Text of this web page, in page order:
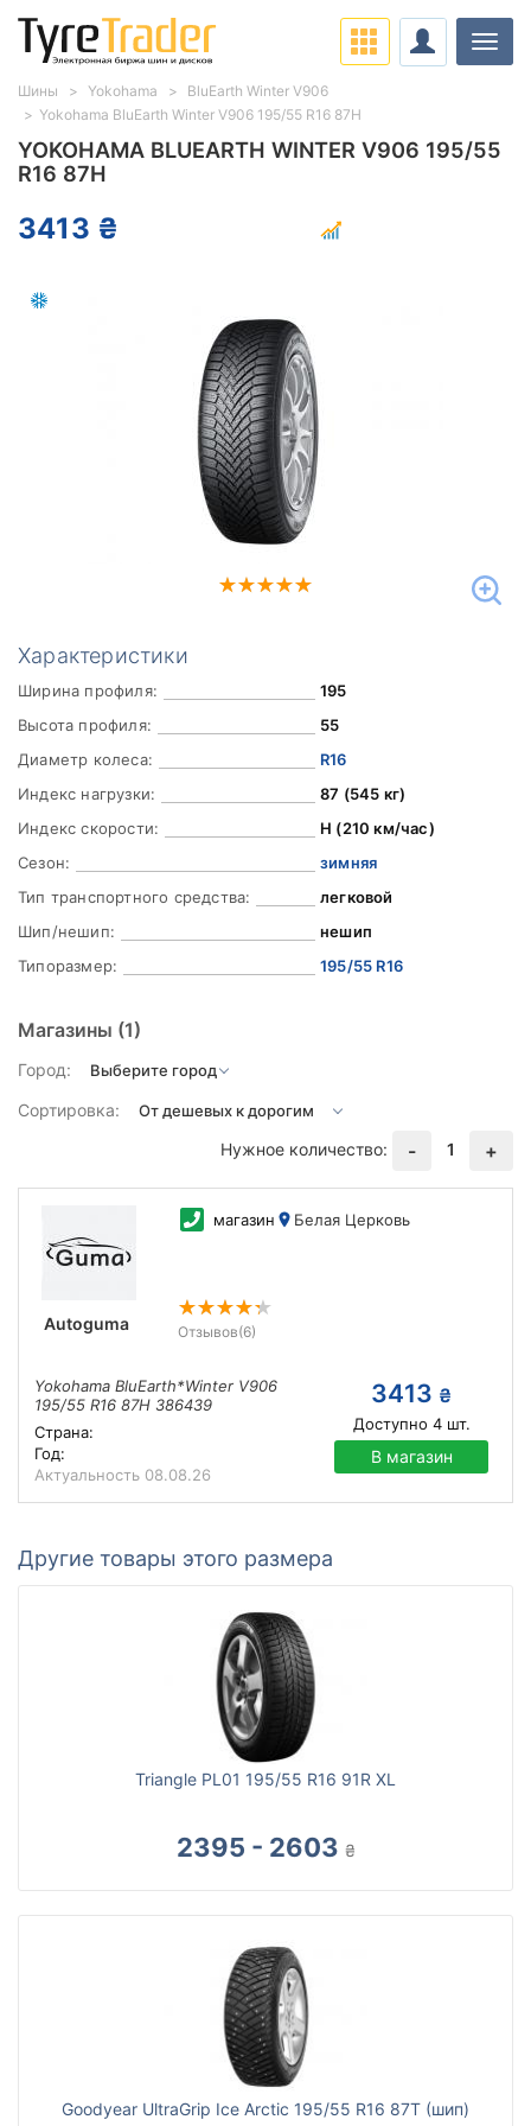
YOKOHAMA BLUEARTH WINTER V906 195/55
R16 87H
3413 ₴
Характеристики
Ширина профиля:
195
Высота профиля:
55
Диаметр колеса:
R16
Индекс нагрузки:
87 (545 кг)
Индекс скорости:
H (210 км/час)
Сезон:
зимняя
Тип транспортного средства:
легковой
Шип/нешип:
нешип
Типоразмер:
195/55 R16
Магазины (1)
Город:
Сортировка:
Нужное количество:
- 1 +
Autoguma
магазин Белая Церковь
Отзывов(6)
Yokohama BluEarth*Winter V906
195/55 R16 87H 386439
Страна:
Год:
Актуальность 08.08.26
3413 ₴
Доступно 4шт.
В магазин
Другие товары этого размера
Triangle PL01 195/55 R16 91R XL
2395 - 2603 ₴
Goodyear UltraGrip Ice Arctic 195/55 R16 87T (шип)
Шины Yokohama
BluEarth Winter V906
Yokohama BluEarth Winter V906 195/55 R16 87H